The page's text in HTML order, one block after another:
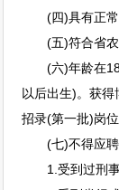
(四)具有正常
(五)符合省农
(六)年龄在18
以后出生)。获
招录(第一批)岗
(七)不得应聘
1.受到过刑事